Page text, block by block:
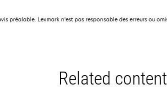
préalable. Lexmark n'est pas responsable des erreurs ou
Related content